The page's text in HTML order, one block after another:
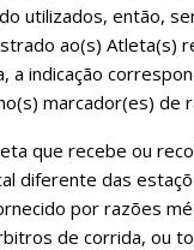
utilizados, então,
ao(s) Atleta(s)
a indicação
marcador(es) de
que recebe ou
diferente das
por razões
de corrida, ou